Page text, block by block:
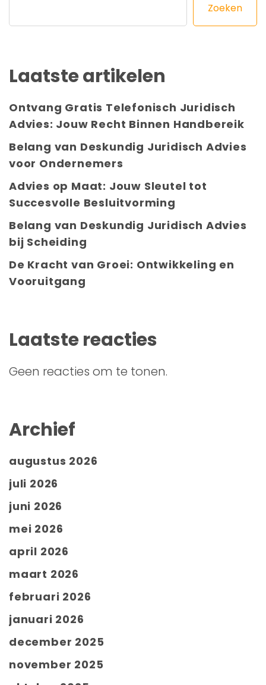
Zoeken
Laatste artikelen
Ontvang Gratis Telefonisch Juridisch
Advies: Jouw Recht Binnen Handbereik
Belang van Deskundig Juridisch Advies
voor Ondernemers
Advies op Maat: Jouw Sleutel tot
Succesvolle Besluitvorming
Belang van Deskundig Juridisch Advies
bij Scheiding
De Kracht van Groei: Ontwikkeling en
Vooruitgang
Laatste reacties
Geen reacties om te tonen.
Archief
augustus 2026
juli 2026
juni 2026
mei 2026
april 2026
maart 2026
februari 2026
januari 2026
december 2025
november 2025